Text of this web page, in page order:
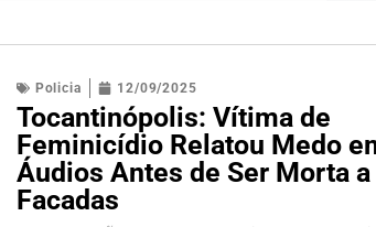
Policia 12/09/2025
Tocantinópolis: Vítima de
Feminicídio Relatou Medo
Áudios Antes de Ser Morta a
Facadas